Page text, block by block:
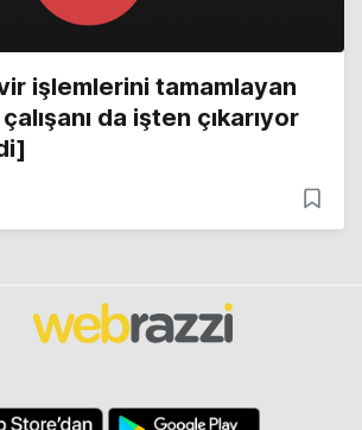
işlemlerini tamamlayan
da işten çıkarıyor